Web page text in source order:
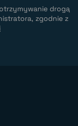
drogą
zgodnie z